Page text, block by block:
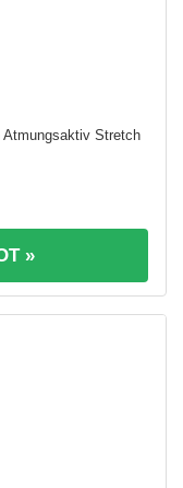
Atmungsaktiv Stretch
»